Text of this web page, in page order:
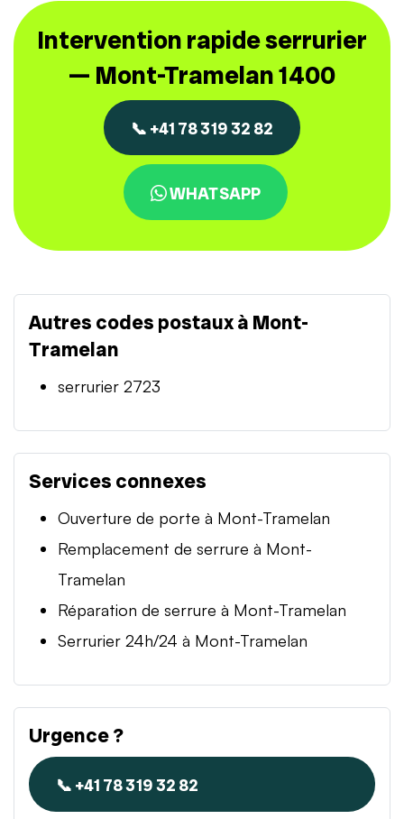
Intervention rapide serrurier
— Mont-Tramelan 1400
📞 +41 78 319 32 82
WHATSAPP
Autres codes postaux à Mont-
Tramelan
serrurier 2723
Services connexes
Ouverture de porte à Mont-Tramelan
Remplacement de serrure à Mont-
Tramelan
Réparation de serrure à Mont-Tramelan
Serrurier 24h/24 à Mont-Tramelan
Urgence ?
📞 +41 78 319 32 82